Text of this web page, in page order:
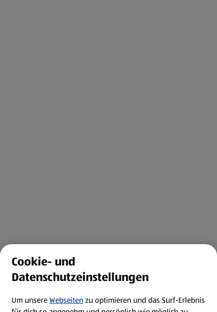
Cookie- und
Datenschutzeinstellungen
Um unsereWebseitenzu optimieren und das Surf-Erlebnis